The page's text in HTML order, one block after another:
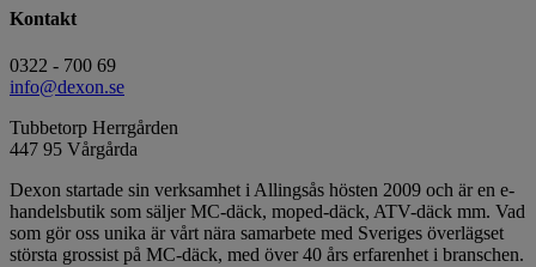
Kontakt
0322 - 700 69
info@dexon.se
Tubbetorp Herrgården
447 95 Vårgårda
Dexon startade sin verksamhet i Allingsås hösten 2009 och är en e-
handelsbutik som säljer MC-däck, moped-däck, ATV-däck mm. Vad
som gör oss unika är vårt nära samarbete med Sveriges överlägset
största grossist på MC-däck, med över 40 års erfarenhet i branschen.